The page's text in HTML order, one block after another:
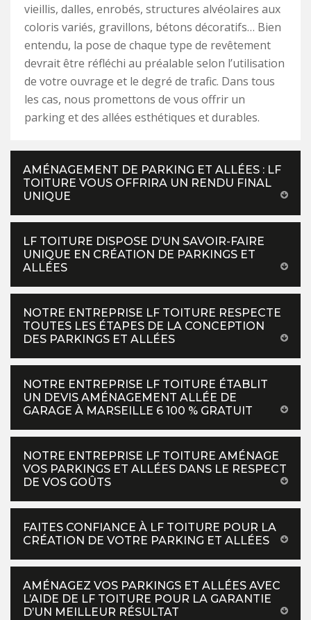
vieillis, dalles, enrobés, structures alvéolaires aux
coloris variés, gravillons, bétons décoratifs… Bien
entendu, la pose de chaque type de revêtement
devrait être réfléchi au préalable selon l’utilisation
de votre ouvrage et le degré de trafic. Dans tous
les cas, nous promettons de vous offrir un
parking et des allées esthétiques et durables.
AMÉNAGEMENT DE PARKING ET ALLÉES : LF
TOITURE VOUS OFFRIRA UN RENDU FINAL
UNIQUE
LF TOITURE DISPOSE D’UN SAVOIR-FAIRE
UNIQUE EN CRÉATION DE PARKINGS ET
ALLÉES
NOTRE ENTREPRISE LF TOITURE RESPECTE
TOUTES LES ÉTAPES DE LA CONCEPTION
DES PARKINGS ET ALLÉES
NOTRE ENTREPRISE LF TOITURE ÉTABLIT
UN DEVIS AMÉNAGEMENT ALLÉE DE
GARAGE À MARSEILLE 6 100 % GRATUIT
NOTRE ENTREPRISE LF TOITURE AMÉNAGE
VOS PARKINGS ET ALLÉES DANS LE RESPECT
DE VOS GOÛTS
FAITES CONFIANCE À LF TOITURE POUR LA
CRÉATION DE VOTRE PARKING ET ALLÉES
AMÉNAGEZ VOS PARKINGS ET ALLÉES AVEC
L’AIDE DE LF TOITURE POUR LA GARANTIE
D’UN MEILLEUR RÉSULTAT